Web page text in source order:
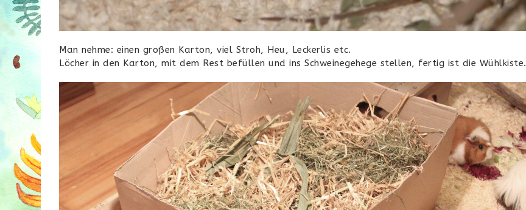
Man nehme: einen großen Karton, viel Stroh, Heu, Leckerlis etc.
Löcher in den Karton, mit dem Rest befüllen und ins Schweinegehege stellen, fertig ist die Wühlkiste.